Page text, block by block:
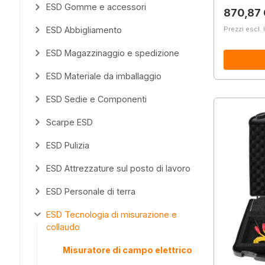
ESD Gomme e accessori
ESD Abbigliamento
ESD Magazzinaggio e spedizione
ESD Materiale da imballaggio
ESD Sedie e Componenti
Scarpe ESD
ESD Pulizia
ESD Attrezzature sul posto di lavoro
ESD Personale di terra
ESD Tecnologia di misurazione e
collaudo
Misuratore di campo elettrico
Prezzo
870,87
Prezzi escl.